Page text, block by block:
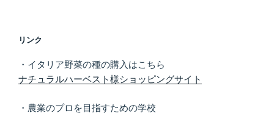
リンク
・イタリア野菜の種の購入はこちら
ナチュラルハーベスト様ショッピングサイト
・農業のプロを目指すための学校